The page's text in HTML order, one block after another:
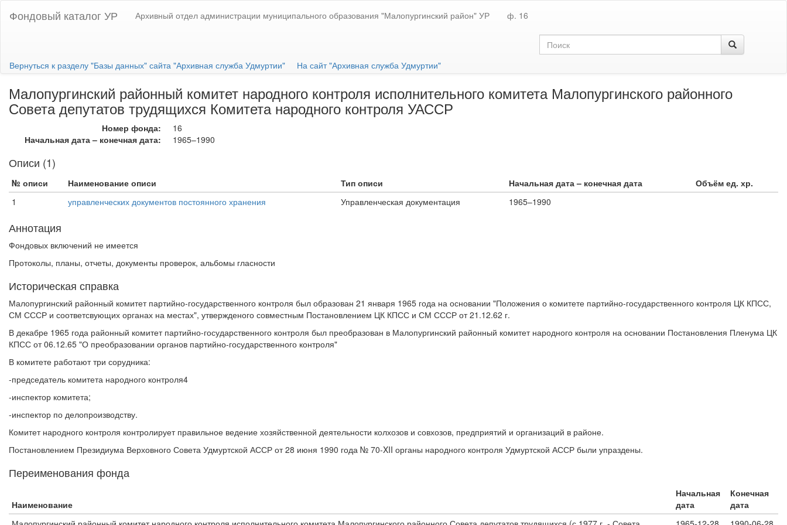
Фондовый каталог УР Архивный отдел администрации муниципального образования "Малопургинский район" УР ф. 16
Вернуться к разделу "Базы данных" сайта "Архивная служба Удмуртии" На сайт "Архивная служба Удмуртии"
Малопургинский районный комитет народного контроля исполнительного комитета Малопургинского районного
Совета депутатов трудящихся Комитета народного контроля УАССР
Номер фонда:
16
Начальная дата – конечная дата:
1965–1990
Описи (1)
№ описи Наименование описи Тип описи Начальная дата – конечная дата
Объём ед. хр.
1
управленческих документов постоянного хранения Управленческая документация 1965–1990
Аннотация
Фондовых включений не имеется
Протоколы, планы, отчеты, документы проверок, альбомы гласности
Историческая справка
Малопургинский районный комитет партийно-государственного контроля был образован 21 января 1965 года на основании "Положения о комитете партийно-государственного контроля ЦК КПСС,
СМ СССР и соответсвующих органах на местах", утвержденого совместным Постановлением ЦК КПСС и СМ СССР от 21.12.62 г.
В декабре 1965 года районный комитет партийно-государственного контроля был преобразован в Малопургинский районный комитет народного контроля на основании Постановления Пленума ЦК
КПСС от 06.12.65 "О преобразовании органов партийно-государственного контроля"
В комитете работают три сорудника:
-председатель комитета народного контроля4
-инспектор комитета;
-инспектор по делопроизводству.
Комитет народного контроля контролирует правильное ведение хозяйственной деятельности колхозов и совхозов, предприятий и организаций в районе.
Постановлением Президиума Верховного Совета Удмуртской АССР от 28 июня 1990 года № 70-XII органы народного контроля Удмуртской АССР были упраздены.
Переименования фонда
Наименование
Начальная
дата
Конечная
дата